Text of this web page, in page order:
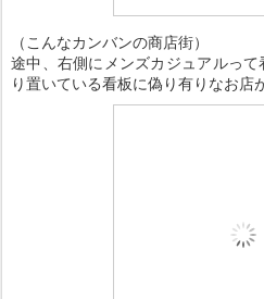
（こんなカンバンの商店街）
途中、右側にメンズカジュアルっ
り置いている看板に偽り有りなお店